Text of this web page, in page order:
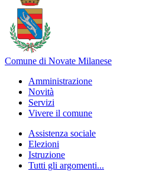
Comune di Novate Milanese
Amministrazione
Novità
Servizi
Vivere il comune
Assistenza sociale
Elezioni
Istruzione
Tutti gli argomenti...